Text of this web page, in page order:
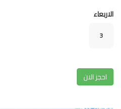
الاربعاء
3
احجز الان